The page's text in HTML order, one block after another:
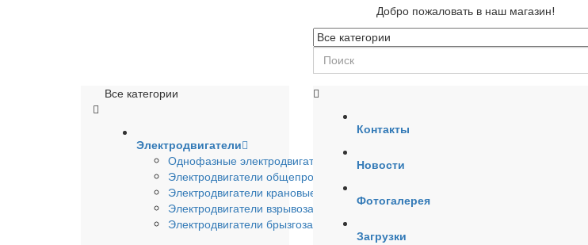
Добро пожаловать в наш магазин!
Все категории
Электродвигатели
Однофазные электродвигатели
Электродвигатели общепромышленные
Электродвигатели крановые
Электродвигатели взрывозащишенные
Электродвигатели брызгозащищенные
Контакты
Новости
Фотогалерея
Загрузки